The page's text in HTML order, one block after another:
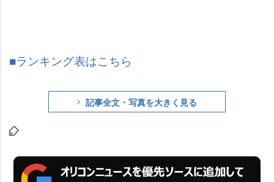
■ランキング表はこちら
記事全文・写真を大きく見る